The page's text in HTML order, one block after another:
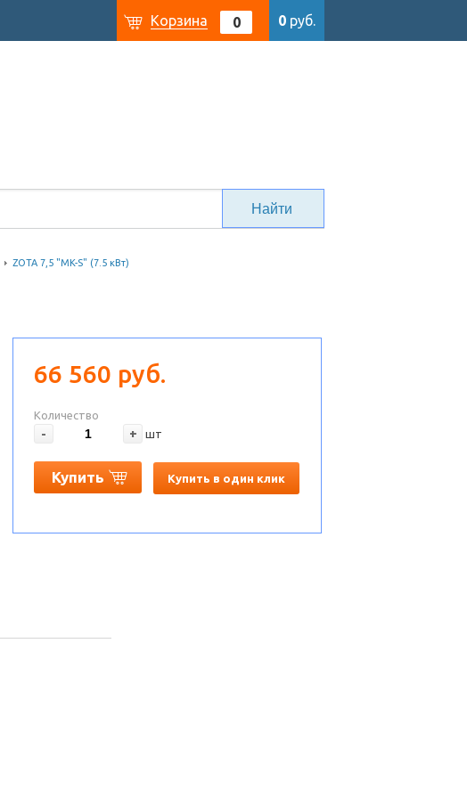
Корзина 0 0 руб.
ZOTA 7,5 "MK-S" (7.5 кВт)
66 560 руб.
Количество
- + шт
Купить Купить в один клик